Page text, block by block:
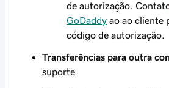
de autorização.
GoDaddy ao ao cliente
código de autorização.
Transferências para outra
suporte